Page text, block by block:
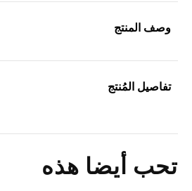
وصف المنتج
تفاصيل المُنتج
تحب أيضا هذه